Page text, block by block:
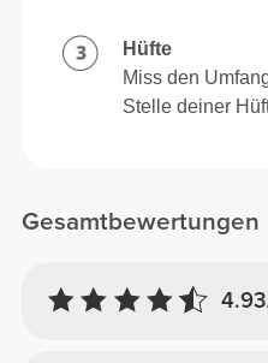
Gesamtbewertungen
Hüfte
Miss den
Stelle deiner